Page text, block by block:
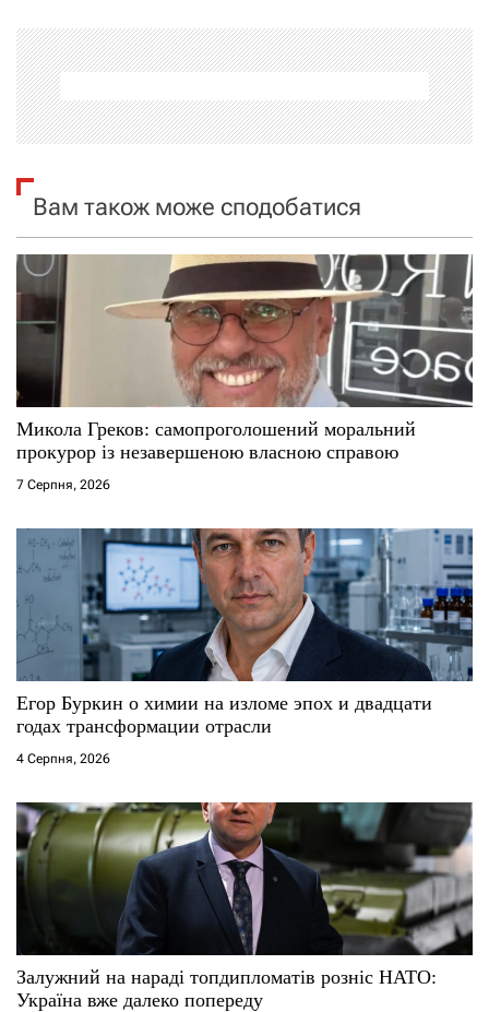
г
а
ц
і
я
з
а
п
и
с
в
Вам також може сподобатися
Микола Греков: самопроголошений моральний
прокурор із незавершеною власною справою
7 Серпня, 2026
Егор Буркин о химии на изломе эпох и двадцати
годах трансформации отрасли
4 Серпня, 2026
Залужний на нараді топдипломатів розніс НАТО:
Україна вже далеко попереду